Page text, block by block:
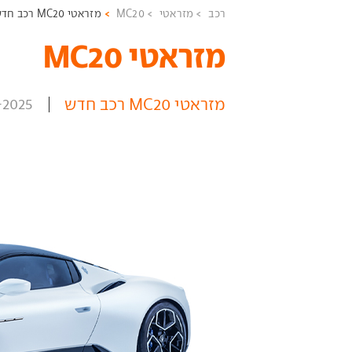
רכב מזראטי MC20 מזראטי MC20 רכב חדש
מזראטי MC20 ‏
מזראטי MC20 רכב חדש